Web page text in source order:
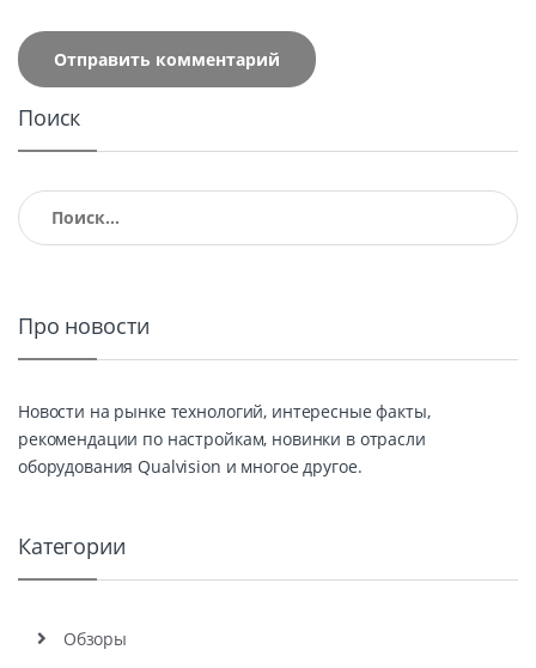
Поиск
Найти:
Про новости
Новости на рынке технологий, интересные факты,
рекомендации по настройкам, новинки в отрасли
оборудования Qualvision и многое другое.
Категории
Обзоры